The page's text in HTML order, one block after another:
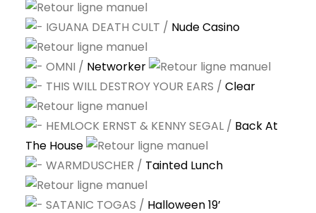
IGUANA DEATH CULT / Nude Casino
OMNI / Networker
THIS WILL DESTROY YOUR EARS / Clear
HEMLOCK ERNST & KENNY SEGAL / Back At
The House
WARMDUSCHER / Tainted Lunch
SATANIC TOGAS / Halloween 19’